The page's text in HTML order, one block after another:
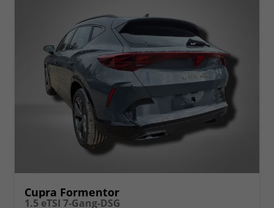
Cupra Formentor
1.5 eTSI 7-Gang-DSG